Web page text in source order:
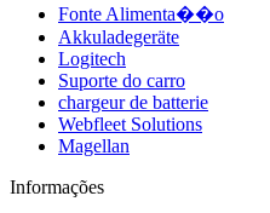
Fonte Alimenta��o
Akkuladegeräte
Logitech
Suporte do carro
chargeur de batterie
Webfleet Solutions
Magellan
Informações